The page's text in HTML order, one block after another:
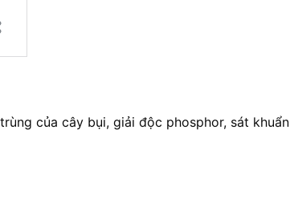
của cây bụi, giải độc phosphor, sát khuẩn